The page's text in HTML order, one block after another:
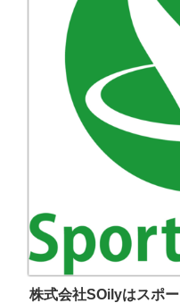
株式会社SOilyはス